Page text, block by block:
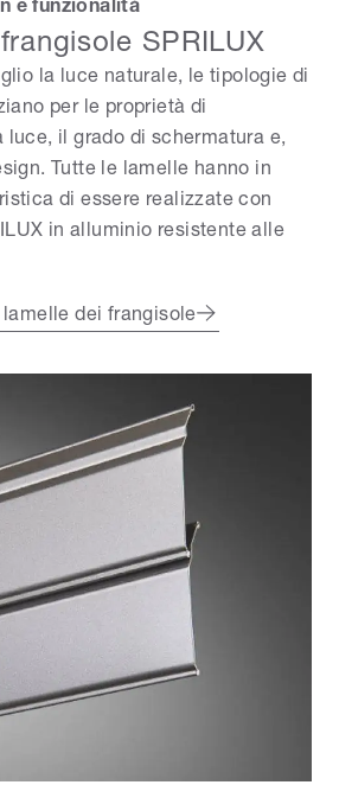
e funzionalità
SPRILUX
la luce naturale, le tipologie di
per le proprietà di
il grado di schermatura e,
Tutte le lamelle hanno in
di essere realizzate con
in alluminio resistente alle
dei frangisole